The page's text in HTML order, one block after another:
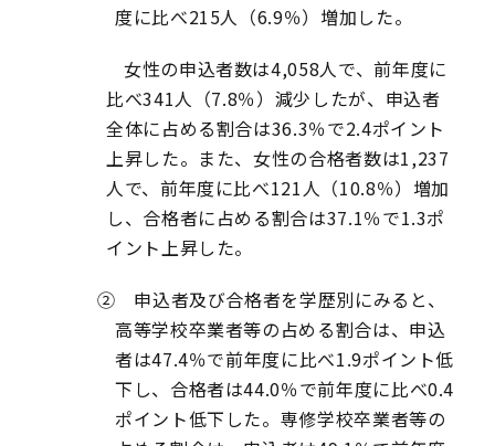
度に比べ215人（6.9％）増加した。
女性の申込者数は4,058人で、前年度に
比べ341人（7.8％）減少したが、申込者
全体に占める割合は36.3％で2.4ポイント
上昇した。また、女性の合格者数は1,237
人で、前年度に比べ121人（10.8％）増加
し、合格者に占める割合は37.1％で1.3ポ
イント上昇した。
② 申込者及び合格者を学歴別にみると、
高等学校卒業者等の占める割合は、申込
者は47.4％で前年度に比べ1.9ポイント低
下し、合格者は44.0％で前年度に比べ0.4
ポイント低下した。専修学校卒業者等の